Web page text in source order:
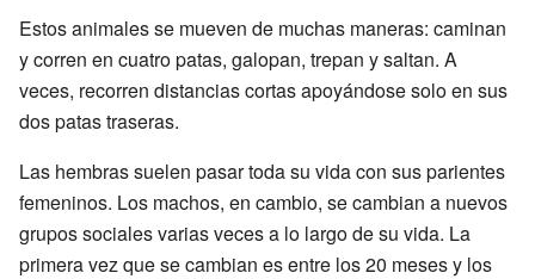
Estos animales se mueven de muchas maneras: caminan
y corren en cuatro patas, galopan, trepan y saltan. A
veces, recorren distancias cortas apoyándose solo en sus
dos patas traseras.
Las hembras suelen pasar toda su vida con sus parientes
femeninos. Los machos, en cambio, se cambian a nuevos
grupos sociales varias veces a lo largo de su vida. La
primera vez que se cambian es entre los 20 meses y los